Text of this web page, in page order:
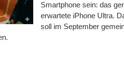
Smartphone sein: das
erwartete iPhone Ultra.
soll im September